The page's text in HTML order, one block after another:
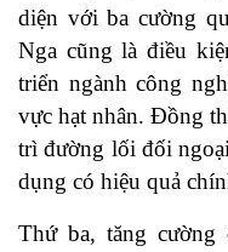
diện với ba cường
Nga cũng là điều
triển ngành công
vực hạt nhân. Đồng
trì đường lối đối
dụng có hiệu quả
Thứ ba, tăng